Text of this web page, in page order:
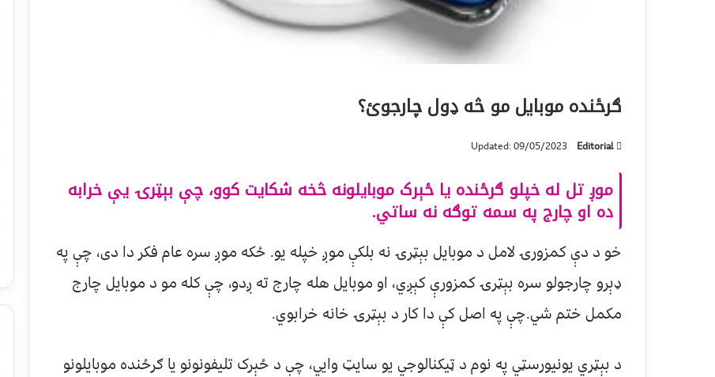
ګرځنده موبایل مو څه ډول چارجوئ؟
Editorial
Updated: 09/05/2023
موږ تل له خپلو ګرځنده یا ځېرک موبایلونه څخه شکایت کوو، چې بېټرۍ یې خرابه
ده او چارج په سمه توګه نه ساتي.
خو د دې کمزورۍ لامل د موبایل بېټرۍ نه بلکې موږ خپله یو. ځکه موږ سره عام فکر دا دی، چې په
ډېرو چارجولو سره بېټرۍ کمزورې کېږي، او موبایل هله چارج ته ږدو، چې کله مو د موبایل چارج
مکمل ختم شي.چې په اصل کې دا کار د بېټرۍ خانه خرابوي.
د بېټري یونیورسټي په نوم د ټيکنالوجي یو سایټ وایي، چې د ځېرک تلیفونونو یا ګرځنده موبایلونو